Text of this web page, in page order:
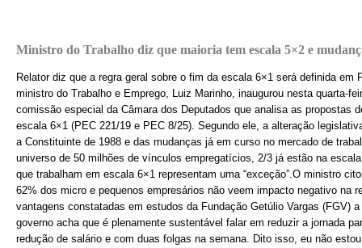
Ministro do Trabalho diz que maioria tem escala 5×2 e
Relator diz que a regra geral sobre o fim da escala 6×1 será definida em
ministro do Trabalho e Emprego, Luiz Marinho, inaugurou nesta quarta-
comissão especial da Câmara dos Deputados que analisa as propostas
escala 6×1 (PEC 221/19 e PEC 8/25). Segundo ele, a alteração
a Constituinte de 1988 e das mudanças já em curso no mercado de
universo de 50 milhões de vínculos empregatícios, 2/3 já estão na
que trabalham em escala 6×1 representam uma “exceção”.O ministro
62% dos micro e pequenos empresários não veem impacto negativo na
vantagens constatadas em estudos da Fundação Getúlio Vargas (FGV)
governo acha que é plenamente sustentável falar em reduzir a jornada
redução de salário e com duas folgas na semana. Dito isso, eu não